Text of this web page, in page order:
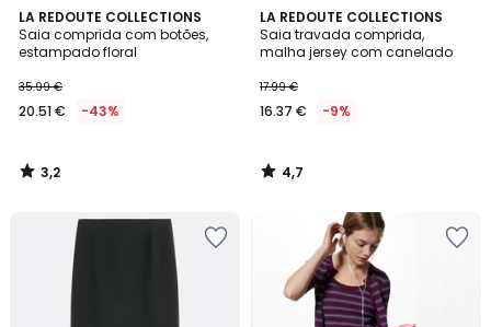
LA REDOUTE COLLECTIONS
Saia comprida com botões,
estampado floral
35.99 €
20.51 € -43%
3,2
/ 5
3,2
/
LA REDOUTE COLLECTIONS
Saia travada comprida,
malha jersey com canelado
17.99 €
16.37 € -9%
4,7
/ 5
4,7
/